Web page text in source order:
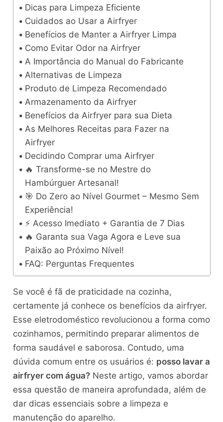
Dicas para Limpeza Eficiente
Cuidados ao Usar a Airfryer
Benefícios de Manter a Airfryer Limpa
Como Evitar Odor na Airfryer
A Importância do Manual do Fabricante
Alternativas de Limpeza
Produto de Limpeza Recomendado
Armazenamento da Airfryer
Benefícios da Airfryer para sua Dieta
As Melhores Receitas para Fazer na
Airfryer
Decidindo Comprar uma Airfryer
🔥 Transforme-se no Mestre do
Hambúrguer Artesanal!
🎯 Do Zero ao Nível Gourmet – Mesmo Sem
Experiência!
⚡ Acesso Imediato + Garantia de 7 Dias
🔥 Garanta sua Vaga Agora e Leve sua
Paixão ao Próximo Nível!
FAQ: Perguntas Frequentes
Se você é fã de praticidade na cozinha,
certamente já conhece os benefícios da airfryer.
Esse eletrodoméstico revolucionou a forma como
cozinhamos, permitindo preparar alimentos de
forma saudável e saborosa. Contudo, uma
dúvida comum entre os usuários é: posso lavar a
airfryer com água?Neste artigo, vamos abordar
essa questão de maneira aprofundada, além de
dar dicas essenciais sobre a limpeza e
manutenção do aparelho.